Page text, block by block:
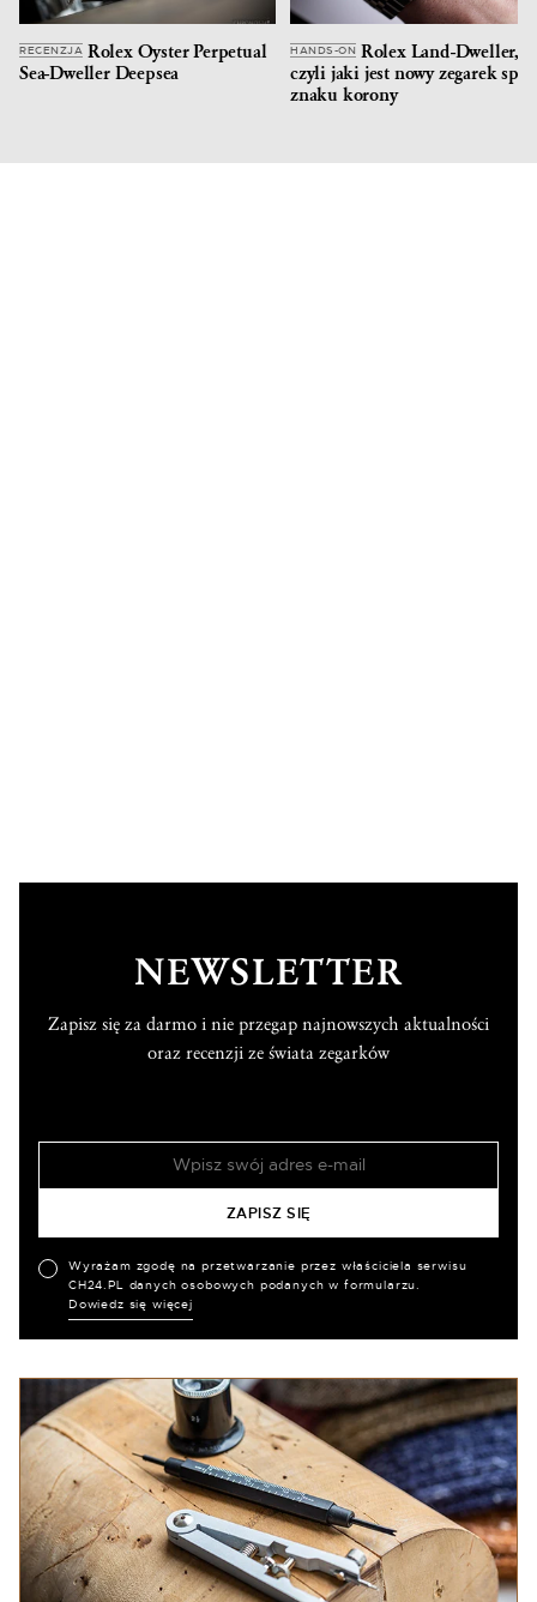
RECENZJA Rolex Oyster Perpetual
Sea-Dweller Deepsea
HANDS-ON
Rolex Land-Dweller,
czyli jaki jest nowy zegarek
znaku korony
NEWSLETTER
Zapisz się za darmo i nie przegap najnowszych aktualności
oraz recenzji ze świata zegarków
Wyrażam zgodę na przetwarzanie przez właściciela serwisu
CH24.PL danych osobowych podanych w formularzu.
Dowiedz się więcej